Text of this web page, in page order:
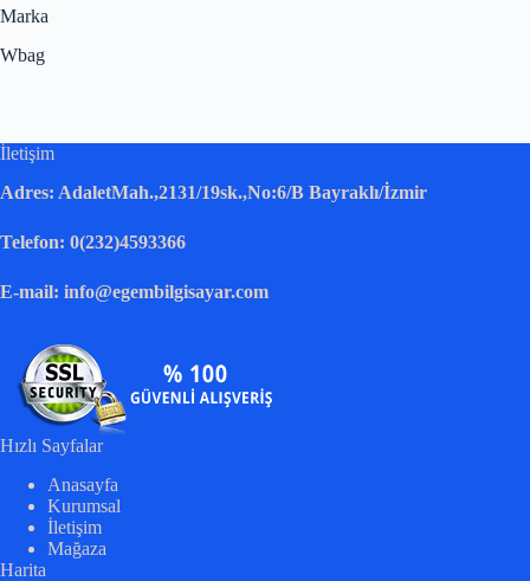
Marka
Wbag
İletişim
Adres: AdaletMah.,2131/19sk.,No:6/B Bayraklı/İzmir
Telefon: 0(232)4593366
E-mail: info@egembilgisayar.com
Hızlı Sayfalar
Anasayfa
Kurumsal
İletişim
Mağaza
Harita